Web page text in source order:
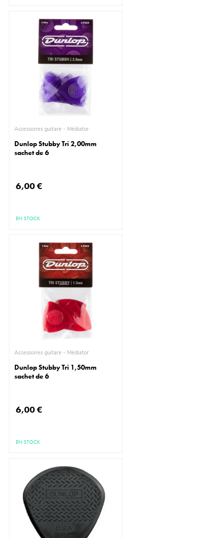
Accessoires guitare - Médiator
Dunlop Stubby Tri 2,00mm
sachet de 6
6,00 €
EN STOCK
Accessoires guitare - Médiator
Dunlop Stubby Tri 1,50mm
sachet de 6
6,00 €
EN STOCK